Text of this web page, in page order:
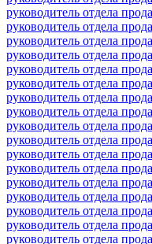
руководитель отдела
руководитель отдела
руководитель отдела
руководитель отдела
руководитель отдела
руководитель отдела
руководитель отдела
руководитель отдела
руководитель отдела
руководитель отдела
руководитель отдела
руководитель отдела
руководитель отдела
руководитель отдела
руководитель отдела
руководитель отдела
руководитель отдела